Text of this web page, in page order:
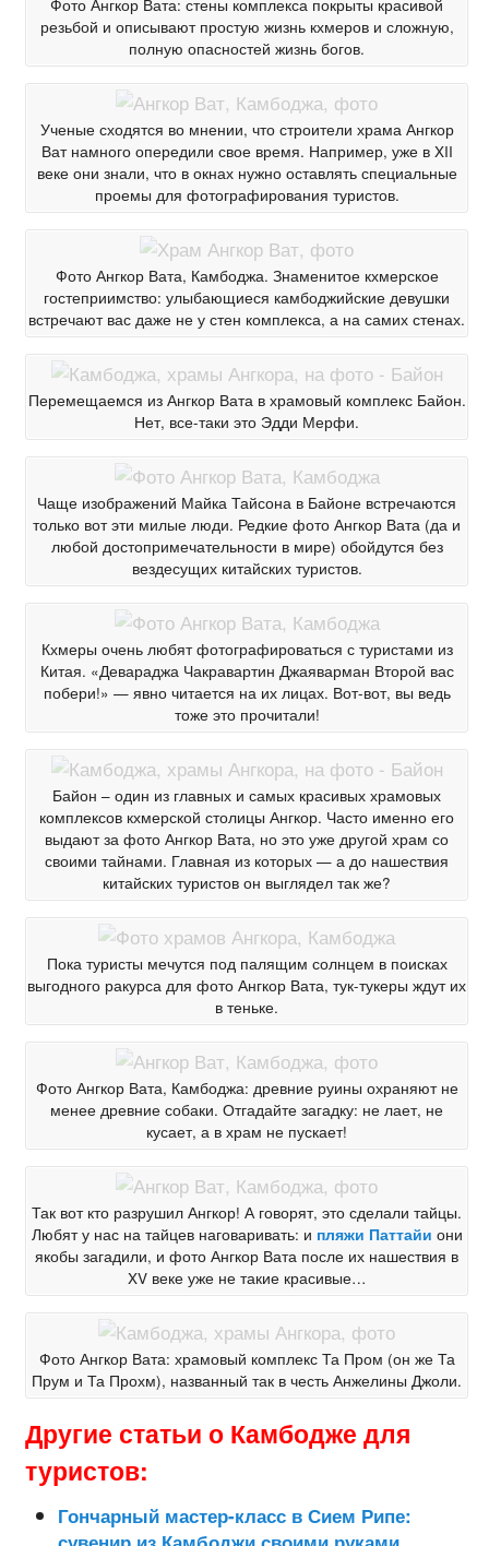
Фото Ангкор Вата: стены комплекса покрыты красивой
резьбой и описывают простую жизнь кхмеров и сложную,
полную опасностей жизнь богов.
Ученые сходятся во мнении, что строители храма Ангкор
Ват намного опередили свое время. Например, уже в XII
веке они знали, что в окнах нужно оставлять специальные
проемы для фотографирования туристов.
Фото Ангкор Вата, Камбоджа. Знаменитое кхмерское
гостеприимство: улыбающиеся камбоджийские девушки
встречают вас даже не у стен комплекса, а на самих стенах.
Перемещаемся из Ангкор Вата в храмовый комплекс Байон.
Нет, все-таки это Эдди Мерфи.
Чаще изображений Майка Тайсона в Байоне встречаются
только вот эти милые люди. Редкие фото Ангкор Вата (да и
любой достопримечательности в мире) обойдутся без
вездесущих китайских туристов.
Кхмеры очень любят фотографироваться с туристами из
Китая. «Девараджа Чакравартин Джаяварман Второй вас
побери!» — явно читается на их лицах. Вот-вот, вы ведь
тоже это прочитали!
Байон – один из главных и самых красивых храмовых
комплексов кхмерской столицы Ангкор. Часто именно его
выдают за фото Ангкор Вата, но это уже другой храм со
своими тайнами. Главная из которых — а до нашествия
китайских туристов он выглядел так же?
Пока туристы мечутся под палящим солнцем в поисках
выгодного ракурса для фото Ангкор Вата, тук-тукеры ждут их
в теньке.
Фото Ангкор Вата, Камбоджа: древние руины охраняют не
менее древние собаки. Отгадайте загадку: не лает, не
кусает, а в храм не пускает!
Так вот кто разрушил Ангкор! А говорят, это сделали тайцы.
Любят у нас на тайцев наговаривать: и пляжи Паттайи они
якобы загадили, и фото Ангкор Вата после их нашествия в
XV веке уже не такие красивые…
Фото Ангкор Вата: храмовый комплекс Та Пром (он же Та
Прум и Та Прохм), названный так в честь Анжелины Джоли.
Другие статьи о Камбодже для
туристов:
Гончарный мастер-класс в Сием Рипе: